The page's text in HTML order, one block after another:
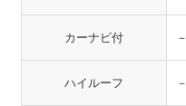
カーナビ付 －
ハイルーフ －